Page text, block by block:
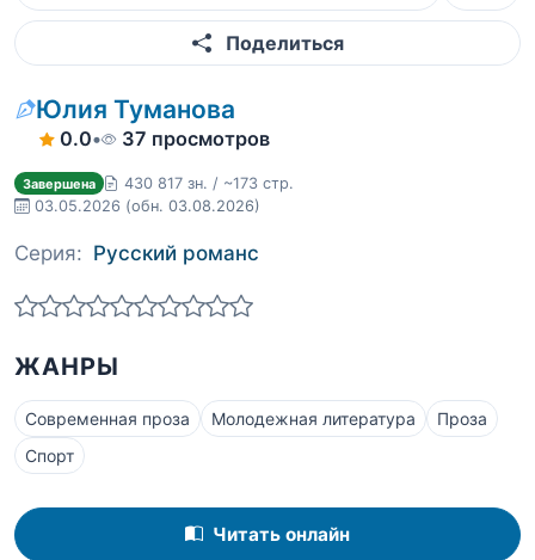
Поделиться
Юлия Туманова
0.0• 37 просмотров
Завершена
430 817 зн. / ~173 стр.
03.05.2026 (обн. 03.08.2026)
Серия: Русский романс
ЖАНРЫ
Современная проза Молодежная литература
Проза
Спорт
Читать онлайн